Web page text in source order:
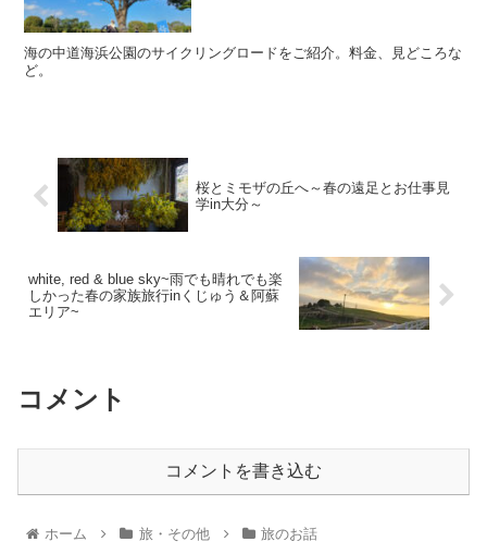
海の中道海浜公園のサイクリングロードをご紹介。料金、見どころな
ど。
桜とミモザの丘へ～春の遠足とお仕事見
学in大分～
white, red & blue sky~雨でも晴れでも楽
しかった春の家族旅行inくじゅう＆阿蘇
エリア~
コメント
コメントを書き込む
ホーム 旅・その他 旅のお話